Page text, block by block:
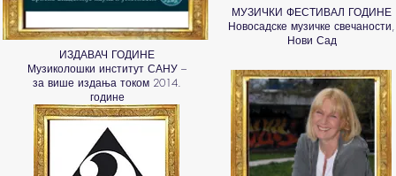
ИЗДАВАЧ ГОДИНЕ
Музиколошки институт САНУ –
за више издања током 2014.
године
МУЗИЧКИ ФЕСТИВАЛ ГОДИНЕ
Новосадске музичке свечаности,
Нови Сад